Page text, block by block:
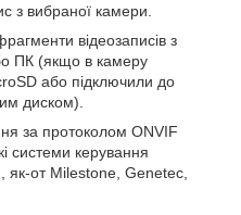
з вибраної камери.
відеозаписів з
ПК (якщо в камеру
або підключили до
диском).
за протоколом ONVIF
системи керування
як-от Milestone, Genetec,